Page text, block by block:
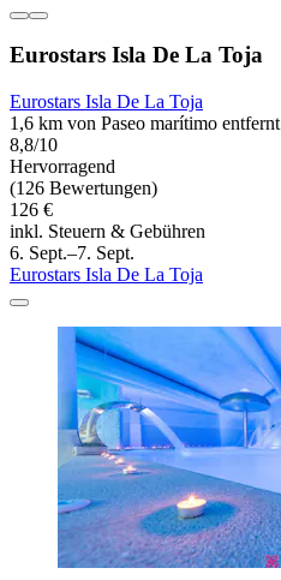
Eurostars Isla De La Toja
Eurostars Isla De La Toja
1,6 km von Paseo marítimo entfernt
8,8/10
Hervorragend
(126 Bewertungen)
126 €
inkl. Steuern & Gebühren
6. Sept.–7. Sept.
Eurostars Isla De La Toja